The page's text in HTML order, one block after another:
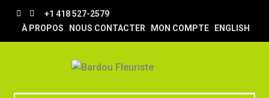
Aller
la
Aller
au
contenu
+1 418 527-2579
À PROPOS
NOUS CONTACTER MON COMPTE ENGLISH